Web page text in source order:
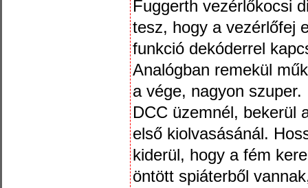
Fuggerth vezérlőkocsi
tesz, hogy a vezérlőfej
funkció dekóderrel
Analógban remekül
a vége, nagyon szuper.
DCC üzemnél, bekerül
első kiolvasásánál.
kiderül, hogy a fém
öntött spiáterből